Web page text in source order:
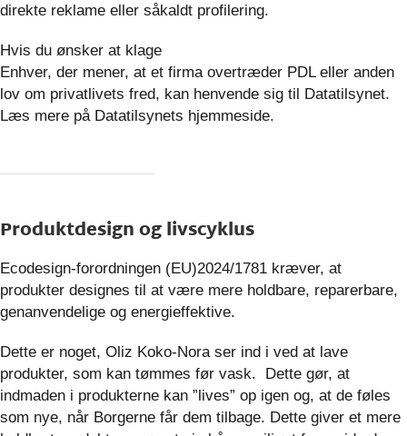
direkte reklame eller såkaldt profilering.
Hvis du ønsker at klage
Enhver, der mener, at et firma overtræder PDL eller anden
lov om privatlivets fred, kan henvende sig til Datatilsynet.
Læs mere på Datatilsynets hjemmeside.
Produktdesign og livscyklus
Ecodesign-forordningen (EU)2024/1781 kræver, at
produkter designes til at være mere holdbare, reparerbare,
genanvendelige og energieffektive.
Dette er noget, Oliz Koko-Nora ser ind i ved at lave
produkter, som kan tømmes før vask. Dette gør, at
indmaden i produkterne kan ”lives” op igen og, at de føles
som nye, når Borgerne får dem tilbage. Dette giver et mere